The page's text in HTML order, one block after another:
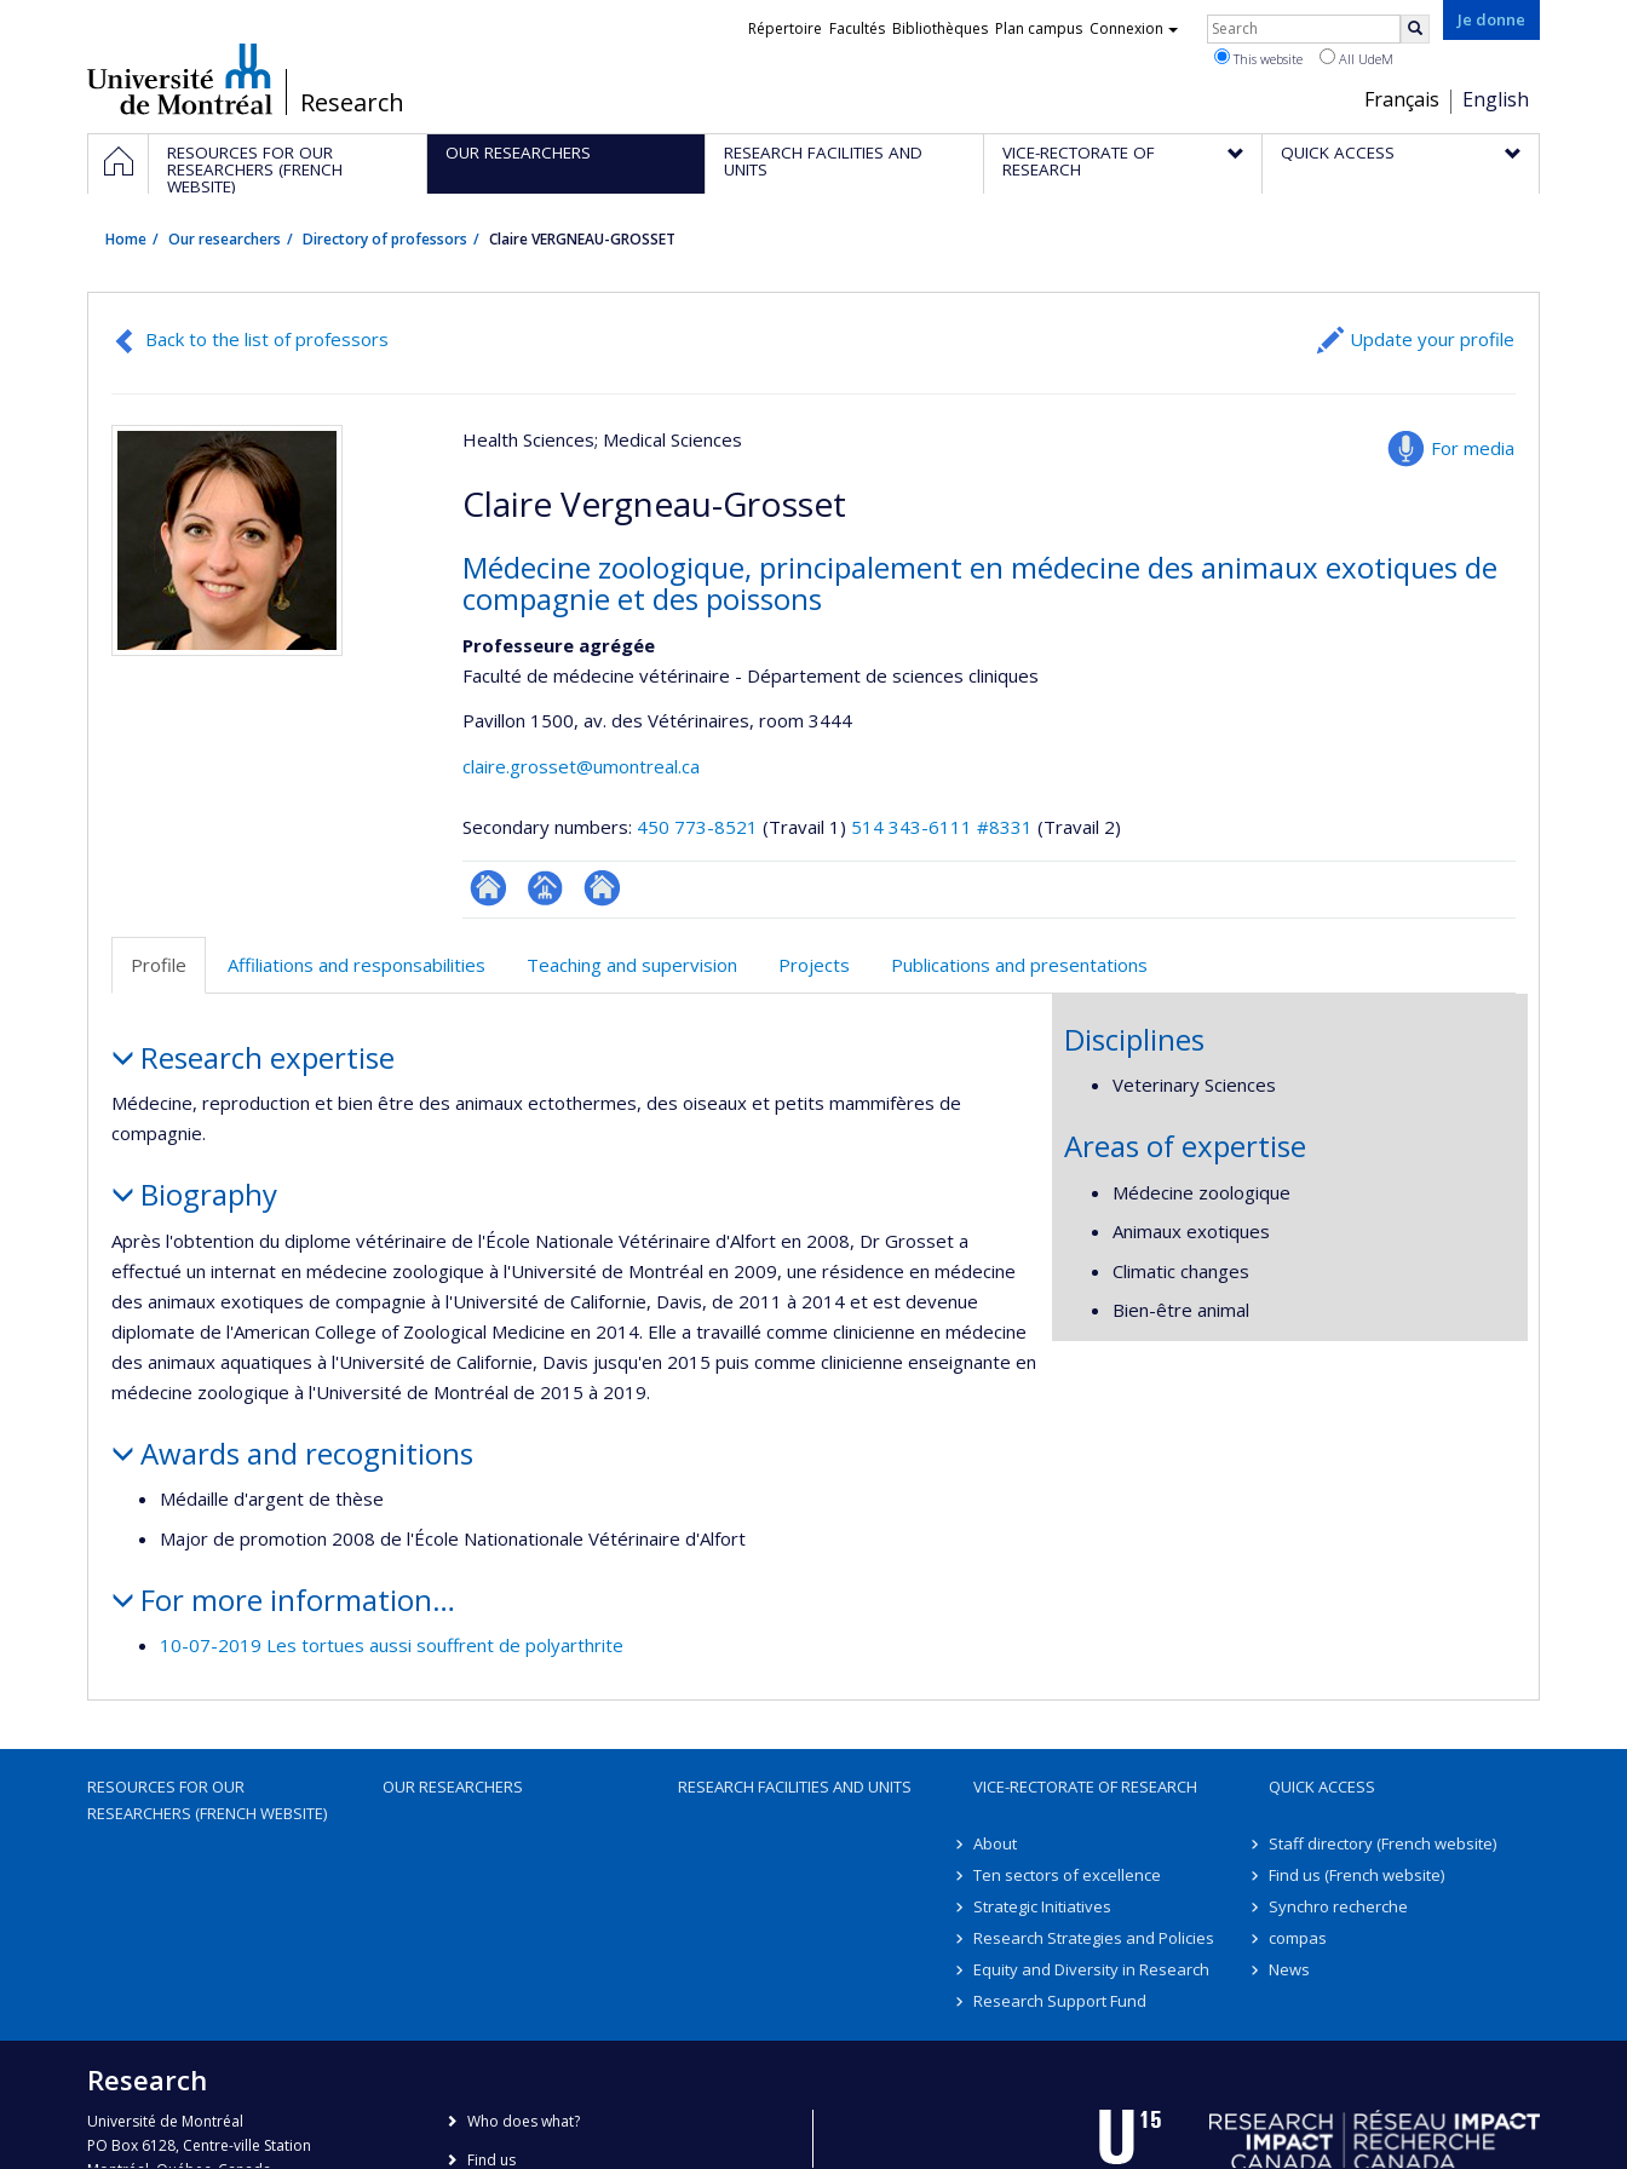
/Research
Je donne
Choix
de
la
Français English
Liens
Répertoire Facultés Bibliothèques Plan campus Connexion Rechercher
This website All UdeM
Navigation
principale
HOMERESOURCES FOR OUR
RESEARCHERS (FRENCH
WEBSITE)
OUR RESEARCHERS RESEARCH FACILITIES AND
UNITS
VICE-RECTORATE OF
RESEARCH
QUICK ACCESS
Home Our researchers Directory of professors Claire VERGNEAU-GROSSET
Back to the list of professors Update your profile
For media
Health Sciences; Medical Sciences
Claire Vergneau-Grosset
Médecine zoologique, principalement en médecine des animaux exotiques de
compagnie et des poissons
Professeure agrégée
Faculté de médecine vétérinaire - Département de sciences cliniques
Pavillon 1500, av. des Vétérinaires, room 3444
claire.grosset@umontreal.ca
Secondary numbers: 450 773-8521 (Travail 1) 514 343-6111 #8331 (Travail 2)
ResearchGate
Page
(faculté,département,école)
Autre
web
Profile Affiliations and responsabilities Teaching and supervision Projects Publications and presentations
Research expertise
Médecine, reproduction et bien être des animaux ectothermes, des oiseaux et petits mammifères de
compagnie.
Biography
Après l'obtention du diplome vétérinaire de l'École Nationale Vétérinaire d'Alfort en 2008, Dr Grosset a
effectué un internat en médecine zoologique à l'Université de Montréal en 2009, une résidence en médecine
des animaux exotiques de compagnie à l'Université de Californie, Davis, de 2011 à 2014 et est devenue
diplomate de l'American College of Zoological Medicine en 2014. Elle a travaillé comme clinicienne en médecine
des animaux aquatiques à l'Université de Californie, Davis jusqu'en 2015 puis comme clinicienne enseignante en
médecine zoologique à l'Université de Montréal de 2015 à 2019.
Awards and recognitions
Médaille d'argent de thèse
Major de promotion 2008 de l'École Nationationale Vétérinaire d'Alfort
For more information…
10-07-2019 Les tortues aussi souffrent de polyarthrite
Disciplines
Veterinary Sciences
Areas of expertise
Médecine zoologique
Animaux exotiques
Climatic changes
Bien-être animal
RESOURCES FOR OUR
RESEARCHERS (FRENCH WEBSITE)
OUR RESEARCHERS RESEARCH FACILITIES AND UNITS VICE-RECTORATE OF RESEARCH
About
Ten sectors of excellence
Strategic Initiatives
Research Strategies and Policies
Equity and Diversity in Research
Research Support Fund
QUICK ACCESS
Staff directory (French website)
Find us (French website)
Synchro recherche
compas
News
Research
Université de Montréal
PO Box 6128, Centre-ville Station
Who does what?
Find us